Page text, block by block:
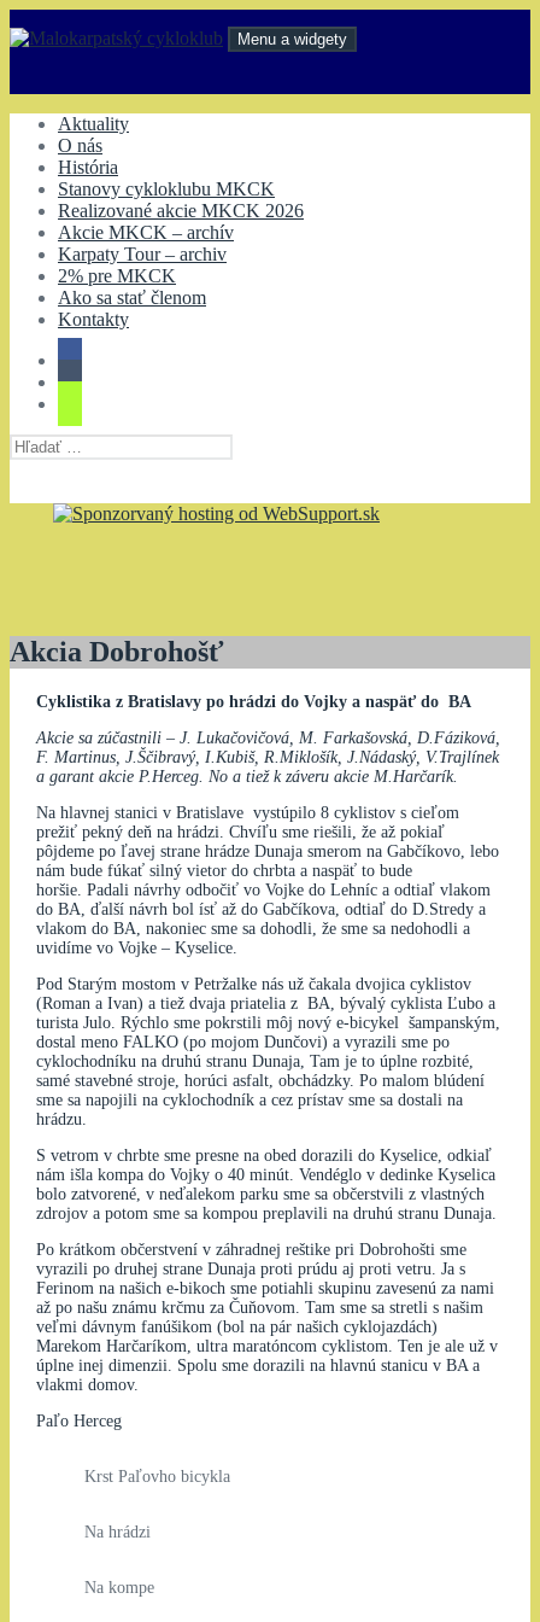
na
Menu a widgety
Aktuality
O nás
História
Stanovy cykloklubu MKCK
Realizované akcie MKCK 2026
Akcie MKCK – archív
Karpaty Tour – archiv
2% pre MKCK
Ako sa stať členom
Kontakty
Hľadať:
Akcia Dobrohošť
Cyklistika z Bratislavy po hrádzi do Vojky a naspäť do BA
Akcie sa zúčastnili – J. Lukačovičová, M. Farkašovská, D.Fáziková,
F. Martinus, J.Ščibravý, I.Kubiš, R.Miklošík, J.Nádaský, V.Trajlínek
a garant akcie P.Herceg. No a tiež k záveru akcie M.Harčarík.
Na hlavnej stanici v Bratislave vystúpilo 8 cyklistov s cieľom
prežiť pekný deň na hrádzi. Chvíľu sme riešili, že až pokiaľ
pôjdeme po ľavej strane hrádze Dunaja smerom na Gabčíkovo, lebo
nám bude fúkať silný vietor do chrbta a naspäť to bude
horšie. Padali návrhy odbočiť vo Vojke do Lehníc a odtiaľ vlakom
do BA, ďalší návrh bol ísť až do Gabčíkova, odtiaľ do D.Stredy a
vlakom do BA, nakoniec sme sa dohodli, že sme sa nedohodli a
uvidíme vo Vojke – Kyselice.
Pod Starým mostom v Petržalke nás už čakala dvojica cyklistov
(Roman a Ivan) a tiež dvaja priatelia z BA, bývalý cyklista Ľubo a
turista Julo. Rýchlo sme pokrstili môj nový e-bicykel šampanským,
dostal meno FALKO (po mojom Dunčovi) a vyrazili sme po
cyklochodníku na druhú stranu Dunaja, Tam je to úplne rozbité,
samé stavebné stroje, horúci asfalt, obchádzky. Po malom blúdení
sme sa napojili na cyklochodník a cez prístav sme sa dostali na
hrádzu.
S vetrom v chrbte sme presne na obed dorazili do Kyselice, odkiaľ
nám išla kompa do Vojky o 40 minút. Vendéglo v dedinke Kyselica
bolo zatvorené, v neďalekom parku sme sa občerstvili z vlastných
zdrojov a potom sme sa kompou preplavili na druhú stranu Dunaja.
Po krátkom občerstvení v záhradnej reštike pri Dobrohošti sme
vyrazili po druhej strane Dunaja proti prúdu aj proti vetru. Ja s
Ferinom na našich e-bikoch sme potiahli skupinu zavesenú za nami
až po našu známu krčmu za Čuňovom. Tam sme sa stretli s našim
veľmi dávnym fanúšikom (bol na pár našich cyklojazdách)
Marekom Harčaríkom, ultra maratóncom cyklistom. Ten je ale už v
úplne inej dimenzii. Spolu sme dorazili na hlavnú stanicu v BA a
vlakmi domov.
Paľo Herceg
Krst Paľovho bicykla
Na hrádzi
Na kompe